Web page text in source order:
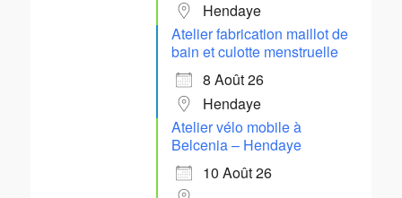
Hendaye
Atelier fabrication maillot de
bain et culotte menstruelle
8 Août 26
Hendaye
Atelier vélo mobile à
Belcenia – Hendaye
10 Août 26